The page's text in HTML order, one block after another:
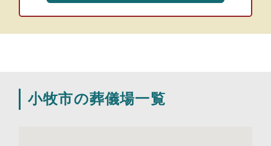
小牧市の葬儀場一覧